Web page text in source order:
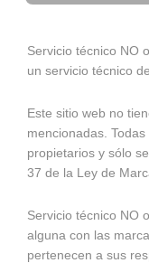
Servicio técnico NO
un servicio técnico
Este sitio web no
mencionadas.
propietarios y sólo
37 de la Ley de
Servicio técnico NO
alguna con las
pertenecen a sus